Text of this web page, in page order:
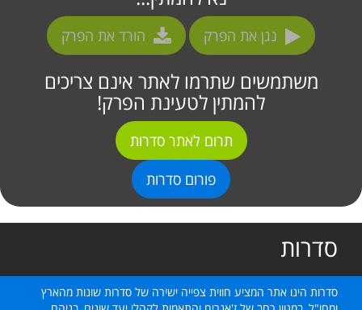
נגן את הפרק הורד את הפרק
משתמשים שתרמו לאתר אינם צריכים
להמתין לטעינת הפרק!
תרום לאתר סדרות
פורום סדרות
סדרות
סדרות הינו אתר המציע חווית צפייה ישירה של סדרות שונות מהארץ